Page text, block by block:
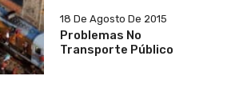
18 De Agosto De 2015
Problemas No
Transporte Público